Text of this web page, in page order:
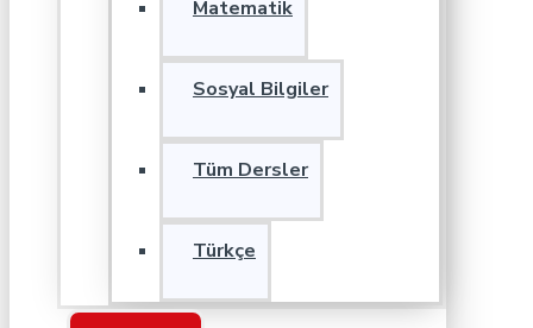
Matematik
Sosyal Bilgiler
Tüm Dersler
Türkçe